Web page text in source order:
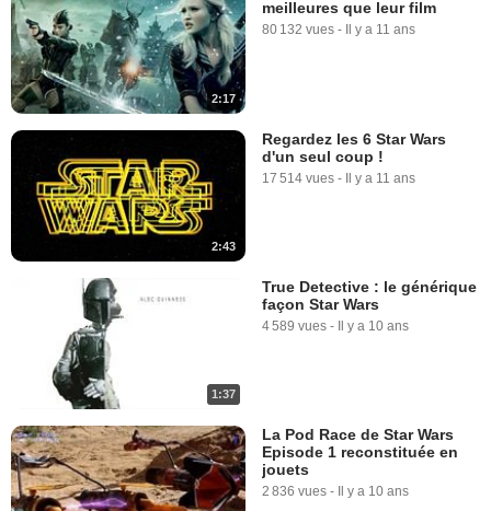
2:17
meilleures que leur film
80 132 vues - Il y a 11 ans
2:43
Regardez les 6 Star Wars
d'un seul coup !
17 514 vues - Il y a 11 ans
1:37
True Detective : le générique
façon Star Wars
4 589 vues - Il y a 10 ans
La Pod Race de Star Wars
Episode 1 reconstituée en
jouets
2 836 vues - Il y a 10 ans